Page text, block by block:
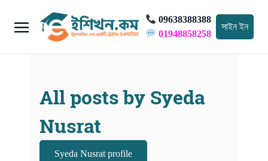
09638388388
01948858258
সাইন ইন
All posts by Syeda
Nusrat
Syeda Nusrat profile